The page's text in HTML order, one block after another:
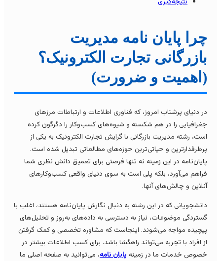
پایان نامه مدیریت
تجارت الکترونیک؟
و ضرورت)
دنیای پرشتاب امروز، که فناوری اطلاعات و ارتباطات مرزهای
را در هم شکسته و شیوه‌های کسب‌وکار را دگرگون کرده
رشته مدیریت بازرگانی با گرایش تجارت الکترونیک به یکی از
و حیاتی‌ترین حوزه‌های مطالعاتی تبدیل شده است.
در این زمینه نه تنها فرصتی برای تعمیق دانش نظری شما
می‌آورد، بلکه پلی است به سوی دنیای واقعی کسب‌وکارهای
و چالش‌های آنها.
که در این رشته به دنبال نگارش پایان‌نامه هستند، اغلب با
موضوعات، نیاز به دسترسی به داده‌های به‌روز و تحلیل‌های
مواجه می‌شوند. اینجاست که مشاوره تخصصی و کمک گرفتن
افراد با تجربه می‌تواند راهگشا باشد. برای کسب اطلاعات بیشتر در
خدمات ما در زمینه پایان نامه، می‌توانید به صفحه اصلی ما